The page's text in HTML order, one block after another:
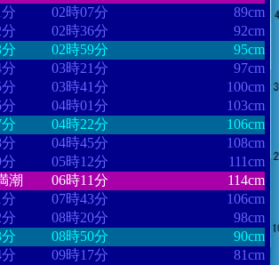
分
02時07分
89cm
分
02時36分
92cm
02時59分
95cm
03時21分
97cm
分
03時41分
100cm
04時01分
103cm
分
04時22分
106cm
04時45分
108cm
05時12分
111cm
潮
06時11分
114cm
分
07時43分
106cm
分
08時20分
98cm
08時50分
90cm
09時17分
81cm